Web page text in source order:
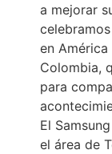
a mejorar
en
Colombia,
para
El
el área de